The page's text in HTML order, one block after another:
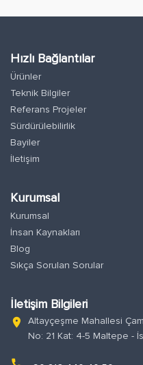
Hızlı Bağlantılar
Ürünler
Teknik Bilgiler
Referans Projeler
Sürdürülebilirlik
Bayiler
İletişim
Kurumsal
Kurumsal
İnsan Kaynakları
Blog
Sıkça Sorulan Sorular
İletişim Bilgileri
location_on
Altayçeşme Mahallesi
No: 21 Kat: 4-5 Maltepe -